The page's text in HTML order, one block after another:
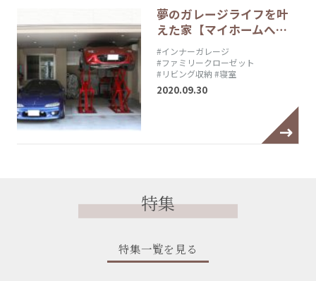
夢のガレージライフを叶
えた家【マイホームへ…
#インナーガレージ
#ファミリークローゼット
#リビング収納 #寝室
2020.09.30
特集
特集一覧を見る